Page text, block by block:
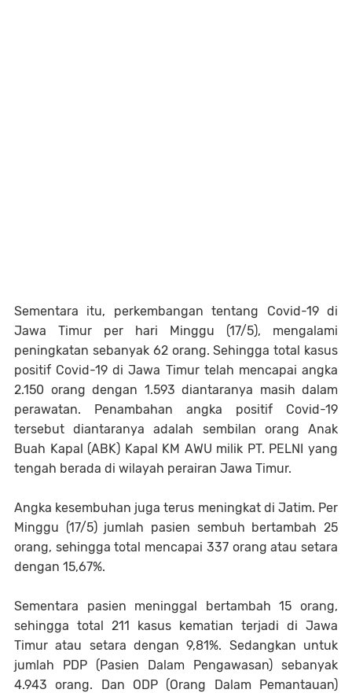
Sementara itu, perkembangan tentang Covid-19 di
Jawa Timur per hari Minggu (17/5), mengalami
peningkatan sebanyak 62 orang. Sehingga total kasus
positif Covid-19 di Jawa Timur telah mencapai angka
2.150 orang dengan 1.593 diantaranya masih dalam
perawatan. Penambahan angka positif Covid-19
tersebut diantaranya adalah sembilan orang Anak
Buah Kapal (ABK) Kapal KM AWU milik PT. PELNI yang
tengah berada di wilayah perairan Jawa Timur.
Angka kesembuhan juga terus meningkat di Jatim. Per
Minggu (17/5) jumlah pasien sembuh bertambah 25
orang, sehingga total mencapai 337 orang atau setara
dengan 15,67%.
Sementara pasien meninggal bertambah 15 orang,
sehingga total 211 kasus kematian terjadi di Jawa
Timur atau setara dengan 9,81%. Sedangkan untuk
jumlah PDP (Pasien Dalam Pengawasan) sebanyak
4.943 orang. Dan ODP (Orang Dalam Pemantauan)